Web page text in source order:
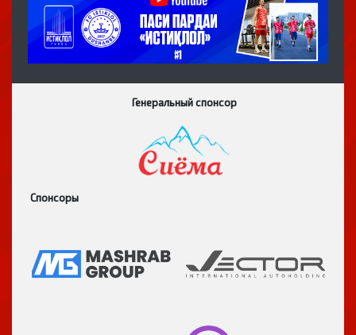
Генеральный спонсор
Спонсоры